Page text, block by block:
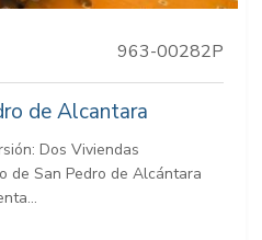
963-00282P
de Alcantara
Dos Viviendas
de San Pedro de Alcántara